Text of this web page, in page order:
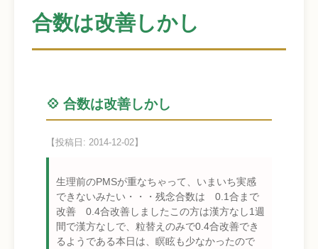
合数は改善しかし
💠 合数は改善しかし
【投稿日: 2014-12-02】
生理前のPMSが重なちゃって、いまいち実感
できないみたい・・・残念合数は 0.1合まで
改善 0.4合改善しましたこの方は漢方なし1週
間で漢方なしで、粒替えのみで0.4合改善でき
るようである本日は、瞑眩も少なかったので